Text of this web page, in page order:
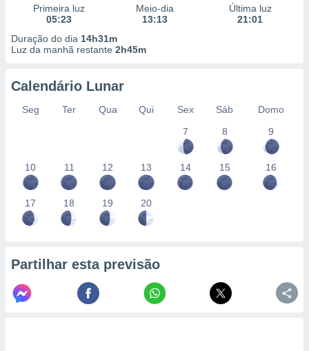
Primeira luz
05:23
Meio-dia
13:13
Última luz
21:01
Duração do dia 14h31m
Luz da manhã restante 2h45m
Calendário Lunar
Seg Ter Qua Qui Sex Sáb
Domo
7
8 9
10 11 12 13 14 15 16
17 18 19 20
Partilhar esta previsão